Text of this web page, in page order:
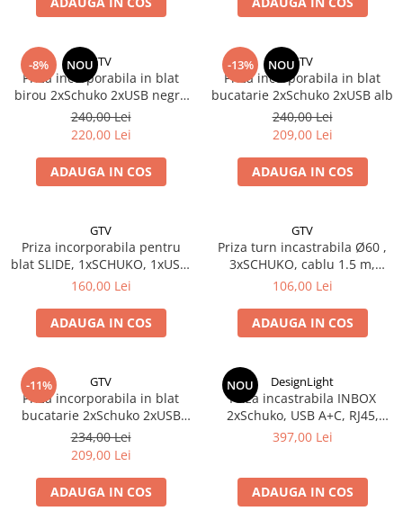
-8% NOUGTV
Priza incorporabila in blat
birou 2xSchuko 2xUSB negru
mat
240,00 Lei
220,00 Lei
ADAUGA IN COS
-13% NOUGTV
Priza incorporabila in blat
bucatarie 2xSchuko 2xUSB alb
240,00 Lei
209,00 Lei
ADAUGA IN COS
GTV
Priza incorporabila pentru
blat SLIDE, 1xSCHUKO, 1xUSB,
finisaj inox
160,00 Lei
ADAUGA IN COS
GTV
Priza turn incastrabila Ø60 ,
3xSCHUKO, cablu 1.5 m,
negru
106,00 Lei
ADAUGA IN COS
-11% GTV
Priza incorporabila in blat
bucatarie 2xSchuko 2xUSB
aluminiu
234,00 Lei
209,00 Lei
ADAUGA IN COS
NOU DesignLight
Priza incastrabila INBOX
2xSchuko, USB A+C, RJ45,
HDMI
397,00 Lei
ADAUGA IN COS